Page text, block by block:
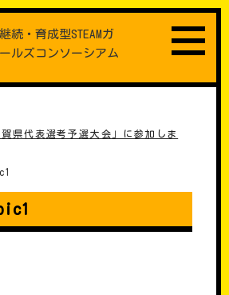
継続・育成型STEAMガ
ールズコンソーシアム
賀県代表選考予選大会」に参加しま